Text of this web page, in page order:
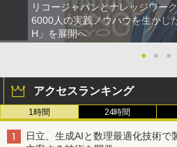
リコージャパンとナレッジワー
6000人の実践ノウハウを生かし
H」を展開へ
●
● ●
アクセスランキング
1時間 24時間
日立、生成AIと数理最適化技術で